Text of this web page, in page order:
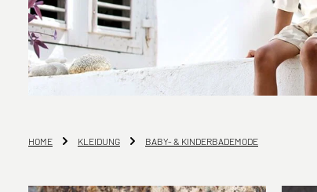
HOME KLEIDUNG BABY- & KINDERBADEMODE